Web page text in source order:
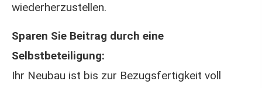
wiederherzustellen.
Sparen Sie Beitrag durch eine
Selbstbeteiligung:
Ihr Neubau ist bis zur Bezugsfertigkeit voll